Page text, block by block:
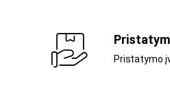
Pristatymo